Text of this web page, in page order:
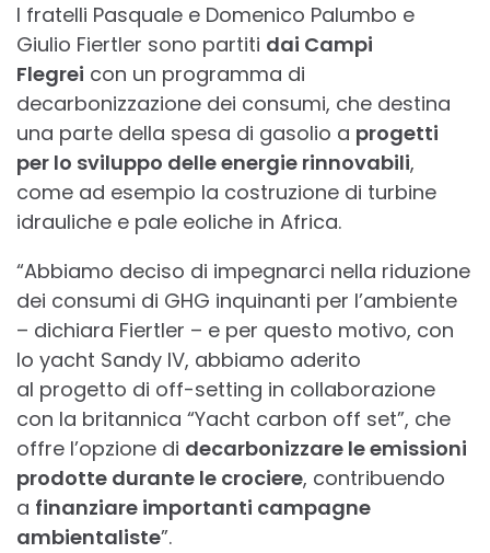
I fratelli Pasquale e Domenico Palumbo e
Giulio Fiertler sono partiti dai Campi
Flegrei con un programma di
decarbonizzazione dei consumi, che destina
una parte della spesa di gasolio a progetti
per lo sviluppo delle energie rinnovabili,
come ad esempio la costruzione di turbine
idrauliche e pale eoliche in Africa.
“Abbiamo deciso di impegnarci nella riduzione
dei consumi di GHG inquinanti per l’ambiente
– dichiara Fiertler – e per questo motivo, con
lo yacht Sandy IV, abbiamo aderito
al progetto di off-setting in collaborazione
con la britannica “Yacht carbon off set”, che
offre l’opzione di decarbonizzare le emissioni
prodotte durante le crociere, contribuendo
a finanziare importanti campagne
ambientaliste”.